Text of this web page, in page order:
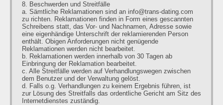
8. Beschwerden und Streitfälle
a. Sämtliche Reklamationen sind an info@trans-dating.com
zu richten. Reklamationen finden in Form eines gescannten
Schreibens statt, das Vor- und Nachnamen, Adresse sowie
eine eigenhändige Unterschrift der reklamierenden Person
enthält. Obigen Anforderungen nicht genügende
Reklamationen werden nicht bearbeitet.
b. Reklamationen werden innerhalb von 30 Tagen ab
Einbringung der Reklamation bearbeitet.
c. Alle Streitfälle werden auf Verhandlungswegen zwischen
dem Benutzer und der Verwaltung gelöst.
d. Falls o.g. Verhandlungen zu keinem Ergebnis führen, ist
zur Lösung des Streitfalls das ordentliche Gericht am Sitz des
Internetdienstes zuständig.